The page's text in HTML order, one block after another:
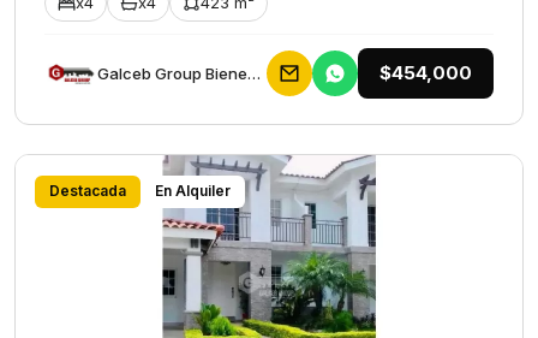
Galceb Group Bienes Raices $454,000
Destacada En Alquiler